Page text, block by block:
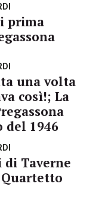
prima
una volta
così!; La
1946
Taverne